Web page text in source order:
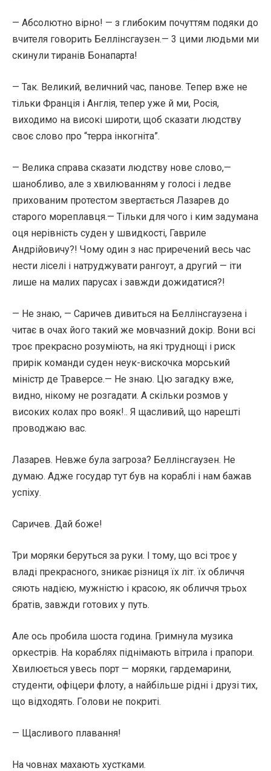
— Абсолютно вірно! — з глибоким почуттям подяки до
вчителя говорить Беллінсгаузен.— 3 цими людьми ми
скинули тиранів Бонапарта!
— Так. Великий, величний час, панове. Тепер вже не
тільки Франція і Англія, тепер уже й ми, Росія,
виходимо на високі широти, щоб сказати людству
своє слово про “терра інкогніта”.
— Велика справа сказати людству нове слово,—
шанобливо, але з хвилюванням у голосі і ледве
прихованим протестом звертається Лазарев до
старого мореплавця.— Тільки для чого і ким задумана
оця нерівність суден у швидкості, Гавриле
Андрійовичу?! Чому один з нас приречений весь час
нести ліселі і натруджувати рангоут, а другий — іти
лише на малих парусах і завжди дожидатися?!
— Не знаю, — Саричев дивиться на Беллінсгаузена і
читає в очах його такий же мовчазний докір. Вони всі
троє прекрасно розуміють, на які труднощі і риск
прирік команди суден неук-вискочка морський
міністр де Траверсе.— Не знаю. Цю загадку вже,
видно, нікому не розгадати. А скільки розмов у
високих колах про вояк!.. Я щасливий, що нарешті
проводжаю вас.
Лазарев. Невже була загроза? Беллінсгаузен. Не
думаю. Адже государ тут був на кораблі і нам бажав
успіху.
Саричев. Дай боже!
Три моряки беруться за руки. І тому, що всі троє у
владі прекрасного, зникає різниця їх літ. їх обличчя
сяють надією, мужністю і красою, як обличчя трьох
братів, завжди готових у путь.
Але ось пробила шоста година. Гримнула музика
оркестрів. На кораблях піднімають вітрила і прапори.
Хвилюється увесь порт — моряки, гардемарини,
студенти, офіцери флоту, а найбільше рідні і друзі тих,
що відходять. Голови не покриті.
— Щасливого плавання!
На човнах махають хустками.